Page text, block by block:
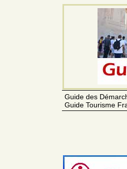
Guide des
Guide Tourisme